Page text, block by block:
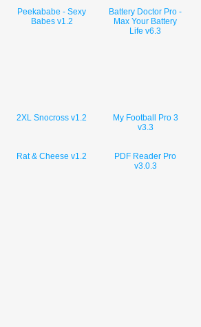
Peekababe - Sexy
Babes v1.2
Battery Doctor Pro -
Max Your Battery
Life v6.3
2XL Snocross v1.2
My Football Pro 3
v3.3
Rat & Cheese v1.2
PDF Reader Pro
v3.0.3